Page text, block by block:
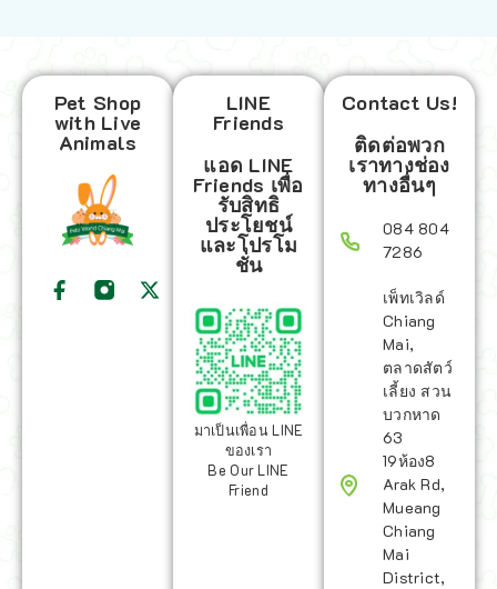
Pet Shop
with Live
Animals
LINE
Friends
แอด LINE
Friends เพื่อ
รับสิทธิ
ประโยชน์
และโปรโม
ชั่น
มาเป็นเพื่อน LINE
ของเรา
Be Our LINE
Friend
Contact Us!
ติดต่อพวก
เราทางช่อง
ทางอื่นๆ
084 804
7286
เพ็ทเวิลด์
Chiang
Mai,
ตลาดสัตว์
เลี้ยง สวน
บวกหาด
63
19ห้อง8
Arak Rd,
Mueang
Chiang
Mai
District,